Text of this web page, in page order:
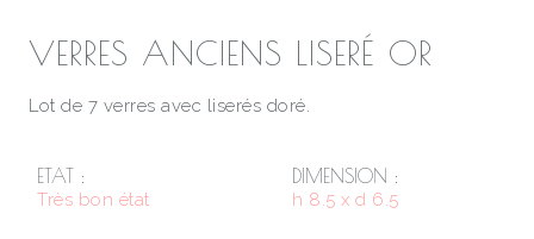
VERRES ANCIENS LISERÉ OR
Lot de 7 verres avec liserés doré.
ETAT :
Très bon état
DIMENSION :
h 8.5 x d 6.5